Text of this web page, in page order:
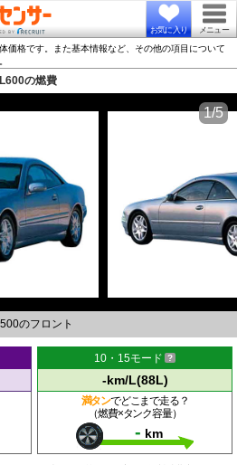
お気に入り メニュー
価格です。また基本情報など、その他の項目について
の燃費
のフロント
1/5
10・15モード
-km/L(88L)
満タンでどこまで走る？
（燃費×タンク容量）
- km